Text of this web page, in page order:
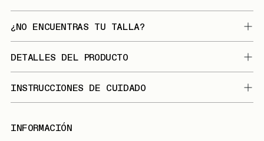
¿NO ENCUENTRAS TU TALLA?
DETALLES DEL PRODUCTO
INSTRUCCIONES DE CUIDADO
INFORMACIÓN